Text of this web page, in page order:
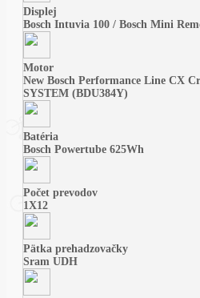
Displej
Bosch Intuvia 100 / Bosch Mini
Motor
New Bosch Performance Line CX
SYSTEM (BDU384Y)
Batéria
Bosch Powertube 625Wh
Počet prevodov
1X12
Pätka prehadzovačky
Sram UDH